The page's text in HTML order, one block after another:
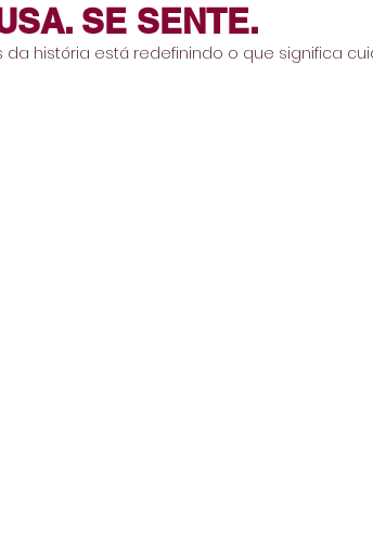
SE SENTE.
história está redefinindo o que significa